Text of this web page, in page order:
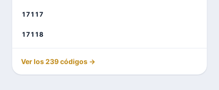
17117
17118
Ver los 239 códigos →